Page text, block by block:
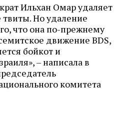
Ильхан Омар удаляет
Но удаление
что она по-прежнему
движение BDS,
бойкот и
– написала в
комитета